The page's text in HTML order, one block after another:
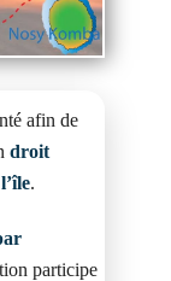
afin de
droit
.
participe